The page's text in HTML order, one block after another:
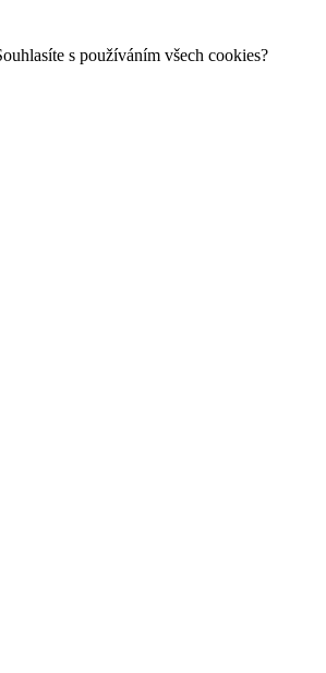
s používáním všech cookies?